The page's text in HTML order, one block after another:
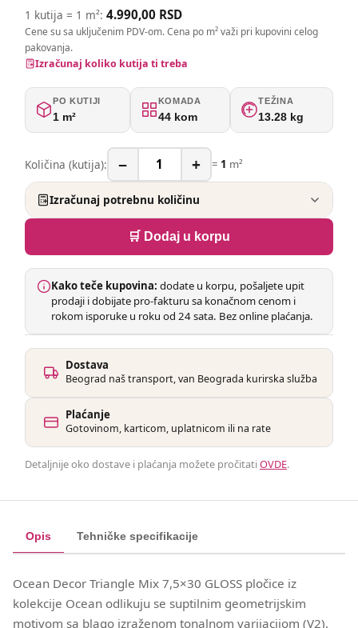
1 kutija = 1 m²: 4.990,00 RSD
Cene su sa uključenim PDV-om. Cena po m² važi pri kupovini celog
pakovanja.
Izračunaj koliko kutija ti treba
PO KUTIJI
1 m²
KOMADA
44 kom
TEŽINA
13.28 kg
Količina (kutija): − + = 1 m²
Izračunaj potrebnu količinu
🛒 Dodaj u korpu
Kako teče kupovina: dodate u korpu, pošaljete upit
prodaji i dobijate pro-fakturu sa konačnom cenom i
rokom isporuke u roku od 24 sata. Bez online plaćanja.
Dostava
Beograd naš transport, van Beograda kurirska služba
Plaćanje
Gotovinom, karticom, uplatnicom ili na rate
Detaljnije oko dostave i plaćanja možete pročitatiOVDE.
Opis Tehničke specifikacije
Ocean Decor Triangle Mix 7,5×30 GLOSS pločice iz
kolekcije Ocean odlikuju se suptilnim geometrijskim
motivom sa blago izraženom tonalnom varijacijom (V2),